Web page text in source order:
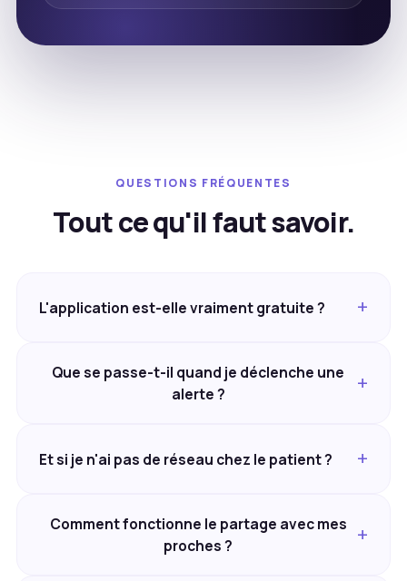
QUESTIONS FRÉQUENTES
Tout ce qu'il faut savoir.
L'application est-elle vraiment gratuite ?
Que se passe-t-il quand je déclenche une
alerte ?
Et si je n'ai pas de réseau chez le patient ?
Comment fonctionne le partage avec mes
proches ?